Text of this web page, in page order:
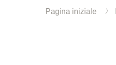
Pagina iniziale